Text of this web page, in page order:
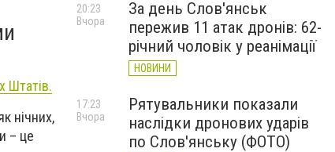
Штатів.
нічних,
– це
За день Слов'янськ
пережив 11 атак дронів: 62-
річний чоловік у реанімації
НОВИНИ
20:23
Вчора
Рятувальники показали
наслідки дронових ударів
по Слов'янську (ФОТО)
17:23
Вчора